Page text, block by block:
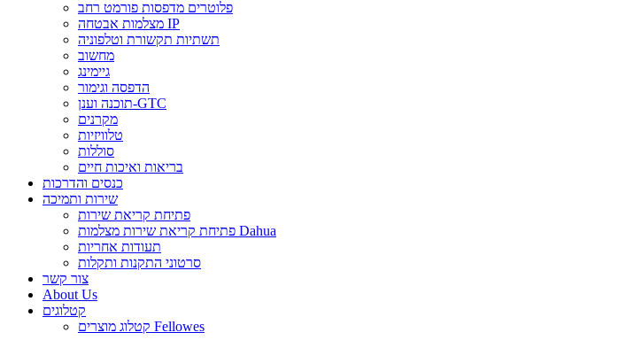
פלוטרים מדפסות פורמט רחב
מצלמות אבטחה IP
תשתיות תקשורת וטלפוניה
מחשוב
גיימינג
הדפסה וגימור
תוכנה וענן-GTC
מקרנים
טלוויזיות
סוללות
בריאות ואיכות חיים
כנסים והדרכות
שירות ותמיכה
פתיחת קריאת שירות
פתיחת קריאת שירות מצלמות Dahua
תעודות אחריות
סרטוני התקנות ותקלות
צור קשר
About Us
קטלוגים
קטלוג מוצרים Fellowes